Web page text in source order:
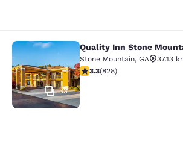
Quality Inn Stone
33
Quality Inn Stone
Stone Mountain, GA
37.13
3.26 étoiles. Bien. 828
3.3(828)